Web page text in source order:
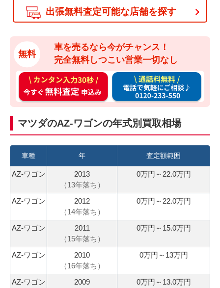
出張無料査定可能な店舗を探す
無料
車を売るなら今がチャンス！
完全無料しつこい営業一切なし
カ
ン
タ
入
0
秒
今
す
ぐ
無
査
申
通
料
無
料
話
気
に
マツダのAZ-ワゴンの年式別買取相場
車種 年 査定額範囲
AZ-ワゴン
2013
（13年落ち）
0万円～22.0万円
AZ-ワゴン
2012
（14年落ち）
0万円～22.0万円
AZ-ワゴン
2011
（15年落ち）
0万円～15.0万円
AZ-ワゴン
2010
（16年落ち）
0万円～13万円
AZ-ワゴン
2009
0万円～13.0万円